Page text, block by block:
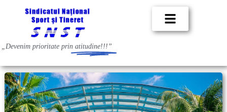
„Devenim prioritate prin atitudine!!!”